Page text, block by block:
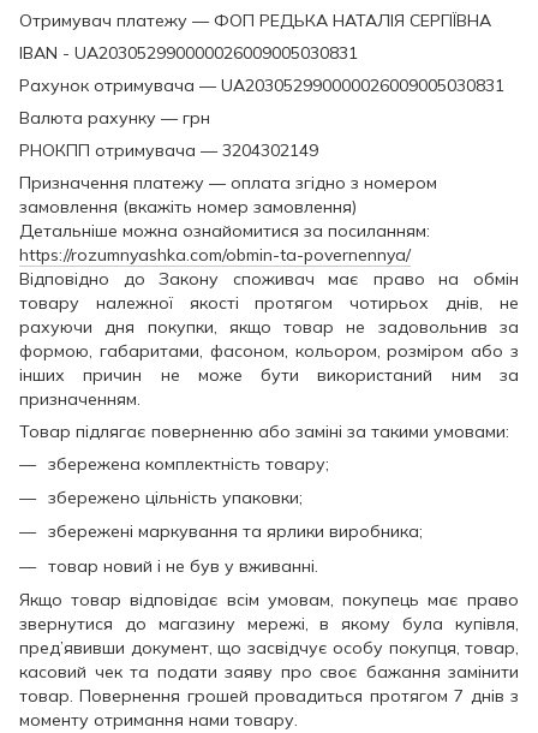
Отримувач платежу — ФОП РЕДЬКА НАТАЛІЯ СЕРГІЇВНА
IBAN - UA203052990000026009005030831
Рахунок отримувача — UA203052990000026009005030831
Валюта рахунку — грн
РНОКПП отримувача — 3204302149
Призначення платежу — оплата згідно з номером
замовлення (вкажіть номер замовлення)
Детальніше можна ознайомитися за посиланням:
https://rozumnyashka.com/obmin-ta-povernennya/
Відповідно до Закону споживач має право на обмін
товару належної якості протягом чотирьох днів, не
рахуючи дня покупки, якщо товар не задовольнив за
формою, габаритами, фасоном, кольором, розміром або з
інших причин не може бути використаний ним за
призначенням.
Товар підлягає поверненню або заміні за такими умовами:
збережена комплектність товару;
збережено цільність упаковки;
збережені маркування та ярлики виробника;
товар новий і не був у вживанні.
Якщо товар відповідає всім умовам, покупець має право
звернутися до магазину мережі, в якому була купівля,
пред’явивши документ, що засвідчує особу покупця, товар,
касовий чек та подати заяву про своє бажання замінити
товар. Повернення грошей провадиться протягом 7 днів з
моменту отримання нами товару.